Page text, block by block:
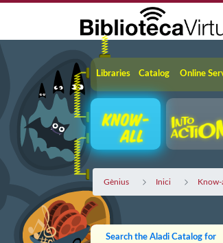
Navigation
Libraries Catalog Online
Gènius Inici Know-
Search the Aladi Catalog for